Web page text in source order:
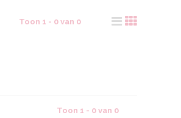
Toon 1 - 0 van 0
Toon 1 - 0 van 0